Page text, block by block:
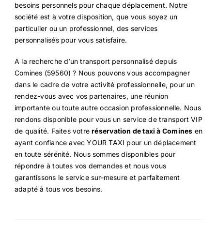
besoins personnels pour chaque déplacement. Notre
société est à votre disposition, que vous soyez un
particulier ou un professionnel, des services
personnalisés pour vous satisfaire.
A la recherche d’un transport personnalisé depuis
Comines (59560) ? Nous pouvons vous accompagner
dans le cadre de votre activité professionnelle, pour un
rendez-vous avec vos partenaires, une réunion
importante ou toute autre occasion professionnelle. Nous
rendons disponible pour vous un service de transport VIP
de qualité. Faites votreréservation de taxi à Comines en
ayant confiance avec YOUR TAXI pour un déplacement
en toute sérénité. Nous sommes disponibles pour
répondre à toutes vos demandes et nous vous
garantissons le service sur-mesure et parfaitement
adapté à tous vos besoins.